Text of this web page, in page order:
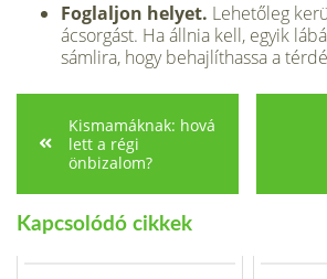
Foglaljon helyet. Lehetőleg
ácsorgást. Ha állnia kell, egyik
sámlira, hogy be­hajlíthassa a
Kismamáknak: hová
lett a régi
önbizalom?
Kapcsolódó cikkek